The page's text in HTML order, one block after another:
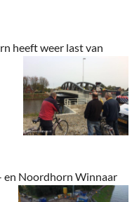
heeft weer last van
en Noordhorn Winnaar